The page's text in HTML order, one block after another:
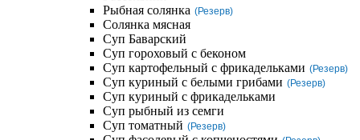
Рыбная солянка (Резерв)
Солянка мясная
Суп Баварский
Суп гороховый с беконом
Суп картофельный с фрикадельками (Резерв)
Суп куриный с белыми грибами (Резерв)
Суп куриный с фрикадельками
Суп рыбный из семги
Суп томатный (Резерв)